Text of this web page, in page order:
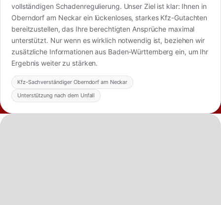
vollständigen Schadenregulierung. Unser Ziel ist klar: Ihnen in
Oberndorf am Neckar ein lückenloses, starkes Kfz-Gutachten
bereitzustellen, das Ihre berechtigten Ansprüche maximal
unterstützt. Nur wenn es wirklich notwendig ist, beziehen wir
zusätzliche Informationen aus Baden-Württemberg ein, um Ihr
Ergebnis weiter zu stärken.
Kfz-Sachverständiger Oberndorf am Neckar
Unterstützung nach dem Unfall